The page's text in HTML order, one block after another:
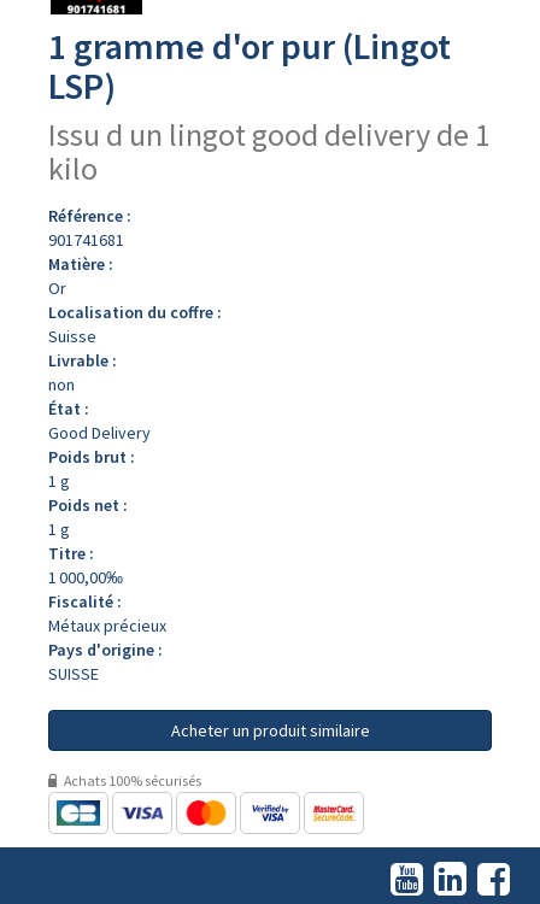
1 gramme d'or pur (Lingot
LSP)
Issu d un lingot good delivery de 1
kilo
Référence :
901741681
Matière :
Or
Localisation du coffre :
Suisse
Livrable :
non
État :
Good Delivery
Poids brut :
1 g
Poids net :
1 g
Titre :
1 000,00‰
Fiscalité :
Métaux précieux
Pays d'origine :
SUISSE
Acheter un produit similaire
Achats 100% sécurisés